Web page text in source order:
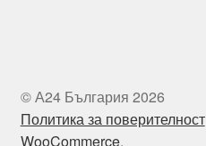
© А24 България 2026
Политика за поверителност
WooCommerce.